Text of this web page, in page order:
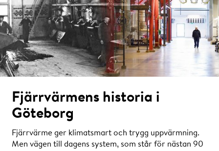
Fjärrvärmens historia i
Göteborg
Fjärrvärme ger klimatsmart och trygg uppvärmning.
Men vägen till dagens system, som står för nästan 90